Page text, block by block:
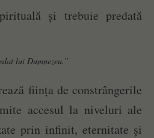
și trebuie predată
lui Dumnezeu.”
ființa de constrângerile
accesul la niveluri ale
prin infinit, eternitate și